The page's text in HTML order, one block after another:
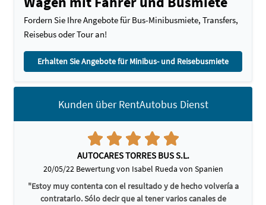
Fordern Sie Ihre Angebote für Bus-Minibusmiete, Transfers,
Reisebus oder Tour an!
Erhalten Sie Angebote für Minibus- und Reisebusmiete
Kunden über RentAutobus Dienst
AUTOCARES TORRES BUS S.L.
20/05/22 Bewertung von Isabel Rueda von Spanien
"Estoy muy contenta con el resultado y de hecho volvería a
contratarlo. Sólo decir que al tener varios canales de